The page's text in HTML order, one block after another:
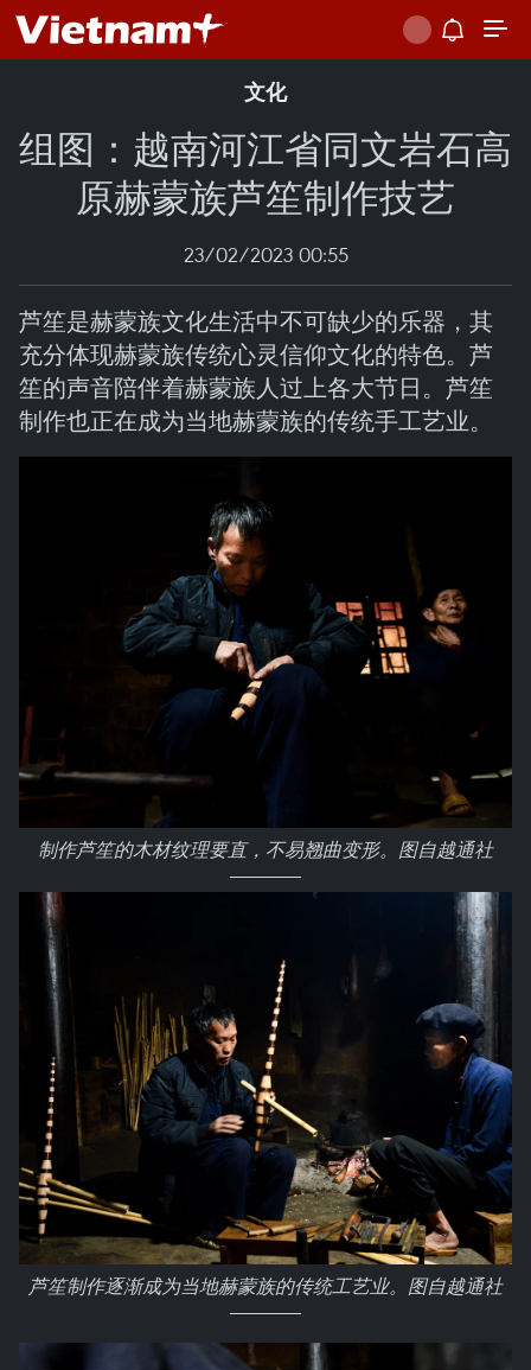
文化
组图：越南河江省同文岩石高
原赫蒙族芦笙制作技艺
23/02/2023 00:55
芦笙是赫蒙族文化生活中不可缺少的乐器，其
充分体现赫蒙族传统心灵信仰文化的特色。芦
笙的声音陪伴着赫蒙族人过上各大节日。芦笙
制作也正在成为当地赫蒙族的传统手工艺业。
制作芦笙的木材纹理要直，不易翘曲变形。图自越通社
芦笙制作逐渐成为当地赫蒙族的传统工艺业。图自越通社